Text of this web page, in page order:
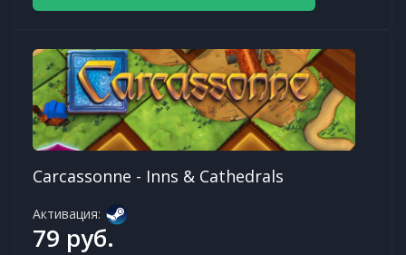
Carcassonne - Inns & Cathedrals
Активация:
79 руб.